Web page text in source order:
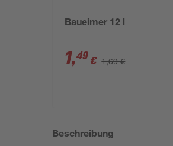
Baueimer 12 l
1,49 € 1,69 €
Beschreibung